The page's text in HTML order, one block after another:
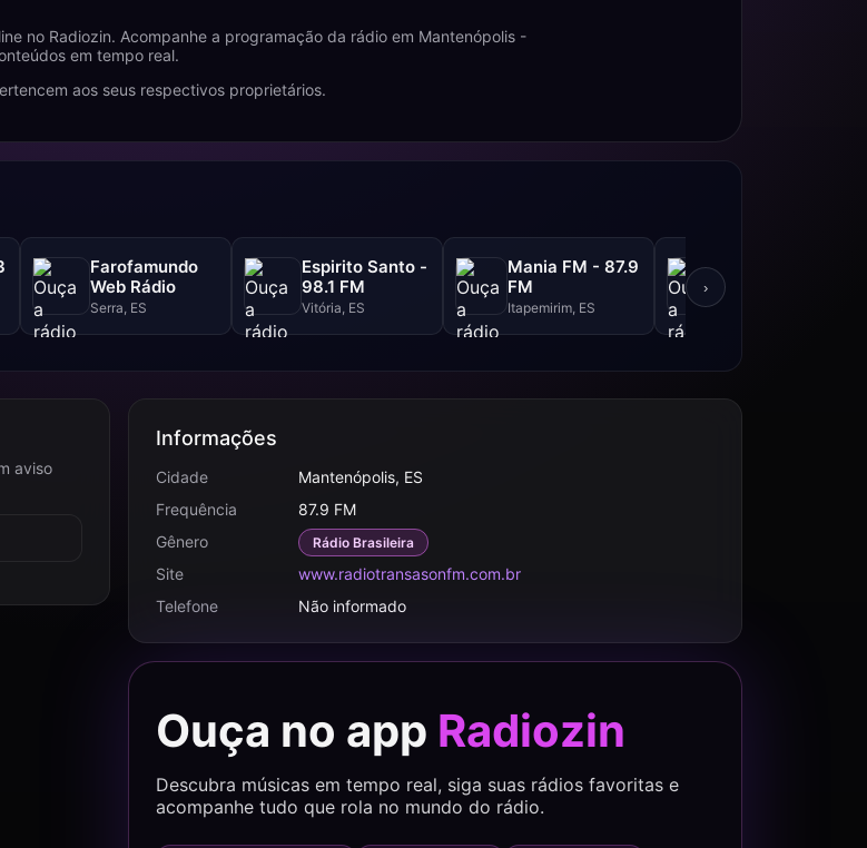
no Radiozin. Acompanhe a programação da rádio em Mantenópolis -
em tempo real.
aos seus respectivos proprietários.
Farofamundo
Web Rádio
Serra, ES
Espirito Santo -
98.1 FM
Vitória, ES
Mania FM - 87.9
FM
Itapemirim, ES
FM
Guarapari, ES
›
aviso
Informações
Cidade
Mantenópolis, ES
Frequência
87.9 FM
Gênero
Rádio Brasileira
Site
www.radiotransasonfm.com.br
Telefone
Não informado
Ouça no app Radiozin
Descubra músicas em tempo real, siga suas rádios favoritas e
acompanhe tudo que rola no mundo do rádio.